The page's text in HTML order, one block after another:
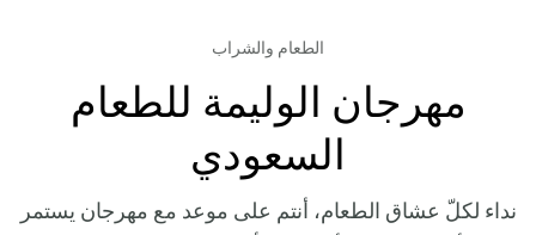
الطعام والشراب
مهرجان الوليمة للطعام
السعودي
نداء لكلّ عشاق الطعام، أنتم على موعد مع مهرجان يستمر